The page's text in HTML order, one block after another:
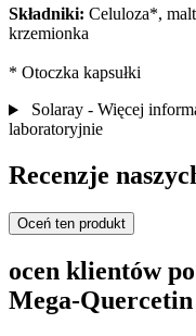
Składniki: Celuloza*,
krzemionka
* Otoczka kapsułki
Solaray - Więcej
laboratoryjnie
Recenzje
Oceń ten produkt
ocen klientów
Mega-Quercetin